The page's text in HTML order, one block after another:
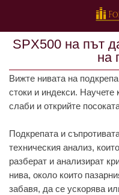
SPX500 на път
на
Вижте нивата на
стоки и индекси.
слаби и открийте
Подкрепата и
техническия анализ,
разберат и анализират
нива, около които
забавя, да се ускорява